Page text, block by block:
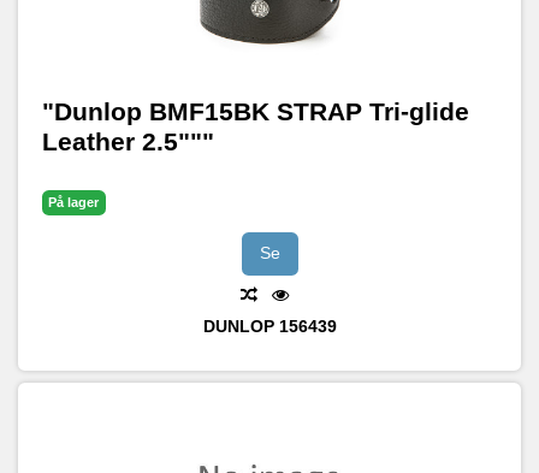
"Dunlop BMF15BK STRAP Tri-glide
Leather 2.5"""
På lager
Se
DUNLOP 156439